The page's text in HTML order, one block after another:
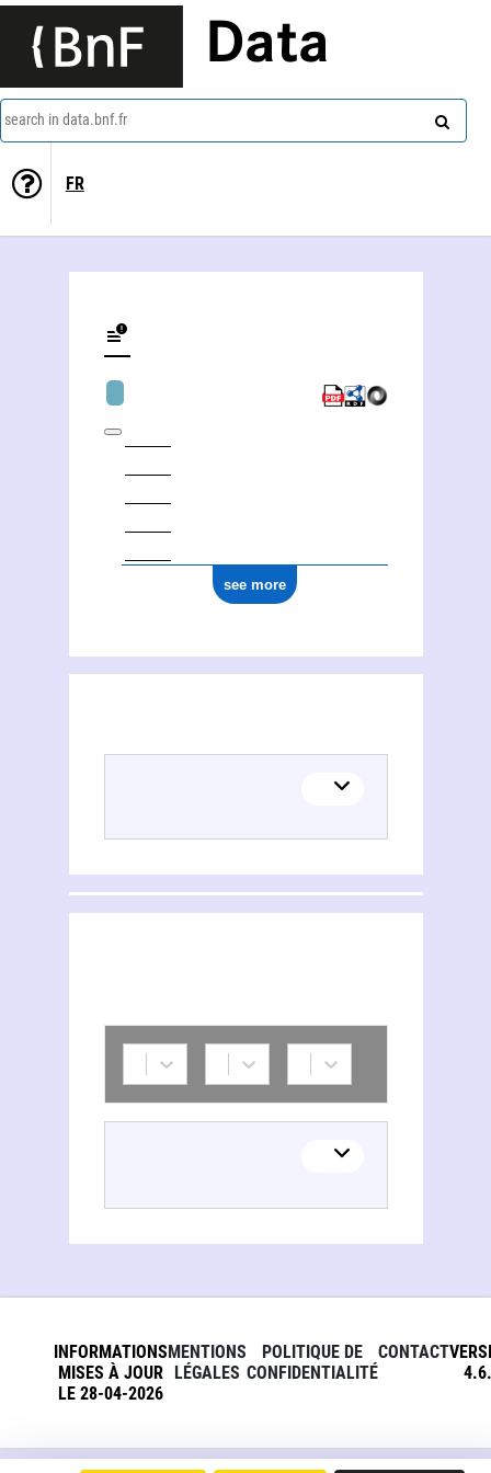
Data
search in data.bnf.fr
FR
see more
INFORMATIONS
MISES À JOUR
LE 28-04-2026
MENTIONS
LÉGALES
POLITIQUE DE
CONFIDENTIALITÉ
CONTACT